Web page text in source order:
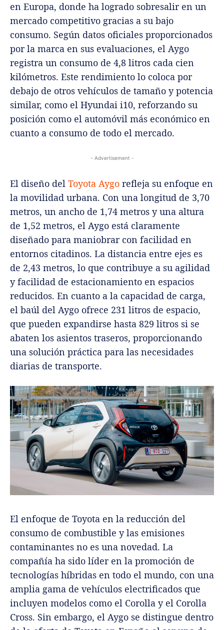
en Europa, donde ha logrado sobresalir en un
mercado competitivo gracias a su bajo
consumo. Según datos oficiales proporcionados
por la marca en sus evaluaciones, el Aygo
registra un consumo de 4,8 litros cada cien
kilómetros. Este rendimiento lo coloca por
debajo de otros vehículos de tamaño y potencia
similar, como el Hyundai i10, reforzando su
posición como el automóvil más económico en
cuanto a consumo de todo el mercado.
- Advertisement -
El diseño del Toyota Aygo refleja su enfoque en
la movilidad urbana. Con una longitud de 3,70
metros, un ancho de 1,74 metros y una altura
de 1,52 metros, el Aygo está claramente
diseñado para maniobrar con facilidad en
entornos citadinos. La distancia entre ejes es
de 2,43 metros, lo que contribuye a su agilidad
y facilidad de estacionamiento en espacios
reducidos. En cuanto a la capacidad de carga,
el baúl del Aygo ofrece 231 litros de espacio,
que pueden expandirse hasta 829 litros si se
abaten los asientos traseros, proporcionando
una solución práctica para las necesidades
diarias de transporte.
El enfoque de Toyota en la reducción del
consumo de combustible y las emisiones
contaminantes no es una novedad. La
compañía ha sido líder en la promoción de
tecnologías híbridas en todo el mundo, con una
amplia gama de vehículos electrificados que
incluyen modelos como el Corolla y el Corolla
Cross. Sin embargo, el Aygo se distingue dentro